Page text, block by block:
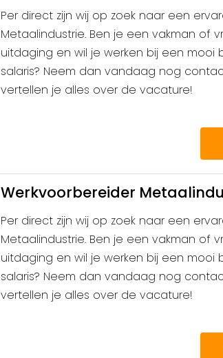
Per direct zijn wij op zoek naar een
Metaalindustrie. Ben je een vakman of
uitdaging en wil je werken bij een
salaris? Neem dan vandaag nog
vertellen je alles over de vacature!
Werkvoorbereider
Per direct zijn wij op zoek naar een
Metaalindustrie. Ben je een vakman of
uitdaging en wil je werken bij een
salaris? Neem dan vandaag nog
vertellen je alles over de vacature!